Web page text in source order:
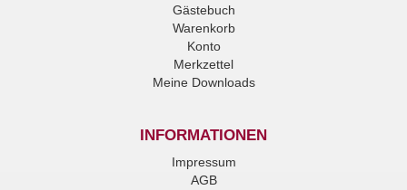
Gästebuch
Warenkorb
Konto
Merkzettel
Meine Downloads
INFORMATIONEN
Impressum
AGB